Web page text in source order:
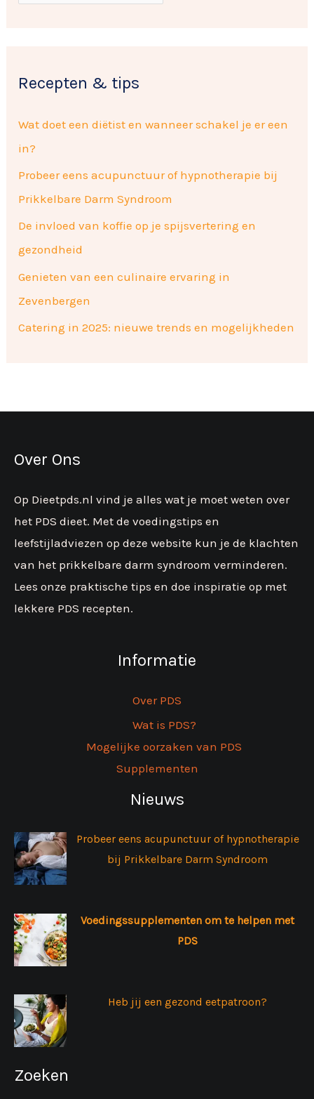
p
Recepten & tips
Wat doet een diëtist en wanneer schakel je er een
in?
Probeer eens acupunctuur of hypnotherapie bij
Prikkelbare Darm Syndroom
De invloed van koffie op je spijsvertering en
gezondheid
Genieten van een culinaire ervaring in
Zevenbergen
Catering in 2025: nieuwe trends en mogelijkheden
Over Ons
Op Dieetpds.nl vind je alles wat je moet weten over
het PDS dieet. Met de voedingstips en
leefstijladviezen op deze website kun je de klachten
van het prikkelbare darm syndroom verminderen.
Lees onze praktische tips en doe inspiratie op met
lekkere PDS recepten.
Informatie
Over PDS
Wat is PDS?
Mogelijke oorzaken van PDS
Supplementen
Nieuws
Probeer eens acupunctuur of hypnotherapie
bij Prikkelbare Darm Syndroom
Voedingssupplementen om te helpen met
PDS
Heb jij een gezond eetpatroon?
Zoeken